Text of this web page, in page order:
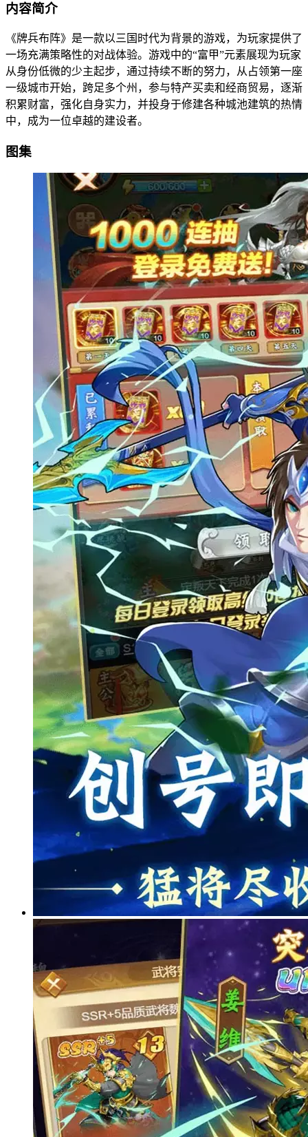
内容简介
《牌兵布阵》是一款以三国时代为背景的游戏，为玩家提供了
一场充满策略性的对战体验。游戏中的“富甲”元素展现为玩家
从身份低微的少主起步，通过持续不断的努力，从占领第一座
一级城市开始，跨足多个州，参与特产买卖和经商贸易，逐渐
积累财富，强化自身实力，并投身于修建各种城池建筑的热情
中，成为一位卓越的建设者。
图集